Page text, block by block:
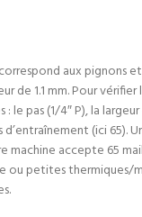
aux pignons
de 1.1 mm. Pour
le pas (1/4″ P), la largeur
(ici 65).
machine accepte 65
ou petites thermiques/